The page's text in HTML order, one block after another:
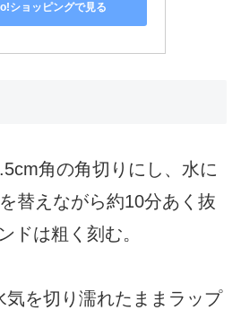
ショッピングで見る
角の角切りにし、水に
替えながら約10分あく抜
ドは粗く刻む。
気を切り濡れたままラップ